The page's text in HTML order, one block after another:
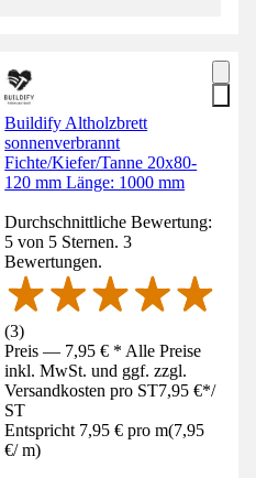
Buildify Altholzbrett
sonnenverbrannt
Fichte/Kiefer/Tanne 20x80-
120 mm Länge: 1000 mm
Durchschnittliche Bewertung:
5 von 5 Sternen. 3
Bewertungen.
(3)
Preis — 7,95 € * Alle Preise
inkl. MwSt. und ggf. zzgl.
Versandkosten pro ST7,95 €*/
ST
Entspricht 7,95 € pro m(7,95
€/ m)